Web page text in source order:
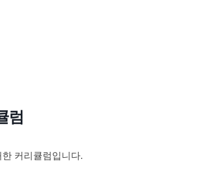
럼
커리큘럼입니다.